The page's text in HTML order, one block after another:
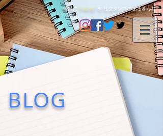
毎日に"happy" を-社交ダンスのある暮らし-
BLOG